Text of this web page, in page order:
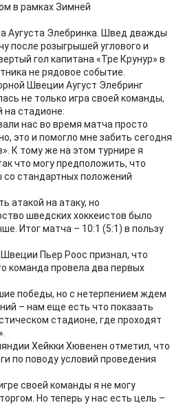
в рамках Зимней
Аугуста Элебринка. Швед дважды
после розыгрышей углового и
гол капитана «Тре Крунур» в
не рядовое событие.
Швеции Аугуст Элебринг
не только игра своей команды,
на стадионе:
нас во время матча просто
это и помогло мне забить сегодня
К тому же на этом турнире я
что могу предположить, что
стандартных положений
атакой на атаку, но
шведских хоккеистов было
Итог матча – 10:1 (5:1) в пользу
Пьер Роос признал, что
команда провела два первых
победы, но с нетерпением ждем
– нам еще есть что показать
стадионе, где проходят
Хейкки Хювенен отметил, что
по поводу условий проведения
своей команды я не могу
Но теперь у нас есть цель –